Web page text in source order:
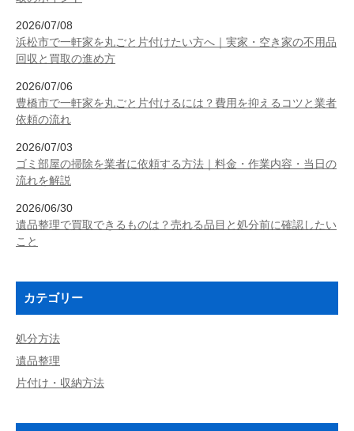
2026/07/08
浜松市で一軒家を丸ごと片付けたい方へ｜実家・空き家の不用品
回収と買取の進め方
2026/07/06
豊橋市で一軒家を丸ごと片付けるには？費用を抑えるコツと業者
依頼の流れ
2026/07/03
ゴミ部屋の掃除を業者に依頼する方法｜料金・作業内容・当日の
流れを解説
2026/06/30
遺品整理で買取できるものは？売れる品目と処分前に確認したい
こと
カテゴリー
処分方法
遺品整理
片付け・収納方法